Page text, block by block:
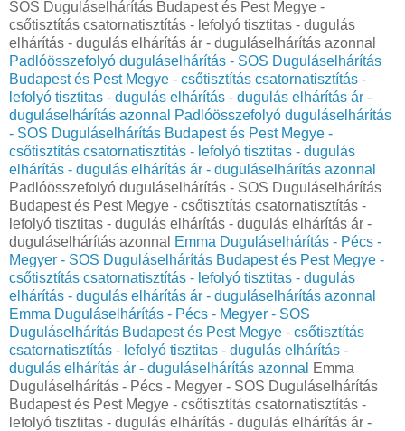
SOS Duguláselhárítás Budapest és Pest Megye -
csőtisztítás csatornatisztítás - lefolyó tisztitas - dugulás
elhárítás - dugulás elhárítás ár - duguláselhárítás azonnal
Padlóösszefolyó duguláselhárítás - SOS Duguláselhárítás
Budapest és Pest Megye - csőtisztítás csatornatisztítás -
lefolyó tisztitas - dugulás elhárítás - dugulás elhárítás ár -
duguláselhárítás azonnal
Padlóösszefolyó duguláselhárítás
- SOS Duguláselhárítás Budapest és Pest Megye -
csőtisztítás csatornatisztítás - lefolyó tisztitas - dugulás
elhárítás - dugulás elhárítás ár - duguláselhárítás azonnal
Padlóösszefolyó duguláselhárítás - SOS Duguláselhárítás
Budapest és Pest Megye - csőtisztítás csatornatisztítás -
lefolyó tisztitas - dugulás elhárítás - dugulás elhárítás ár -
duguláselhárítás azonnal
Emma Duguláselhárítás - Pécs -
Megyer - SOS Duguláselhárítás Budapest és Pest Megye -
csőtisztítás csatornatisztítás - lefolyó tisztitas - dugulás
elhárítás - dugulás elhárítás ár - duguláselhárítás azonnal
Emma Duguláselhárítás - Pécs - Megyer - SOS
Duguláselhárítás Budapest és Pest Megye - csőtisztítás
csatornatisztítás - lefolyó tisztitas - dugulás elhárítás -
dugulás elhárítás ár - duguláselhárítás azonnal
Emma
Duguláselhárítás - Pécs - Megyer - SOS Duguláselhárítás
Budapest és Pest Megye - csőtisztítás csatornatisztítás -
lefolyó tisztitas - dugulás elhárítás - dugulás elhárítás ár -